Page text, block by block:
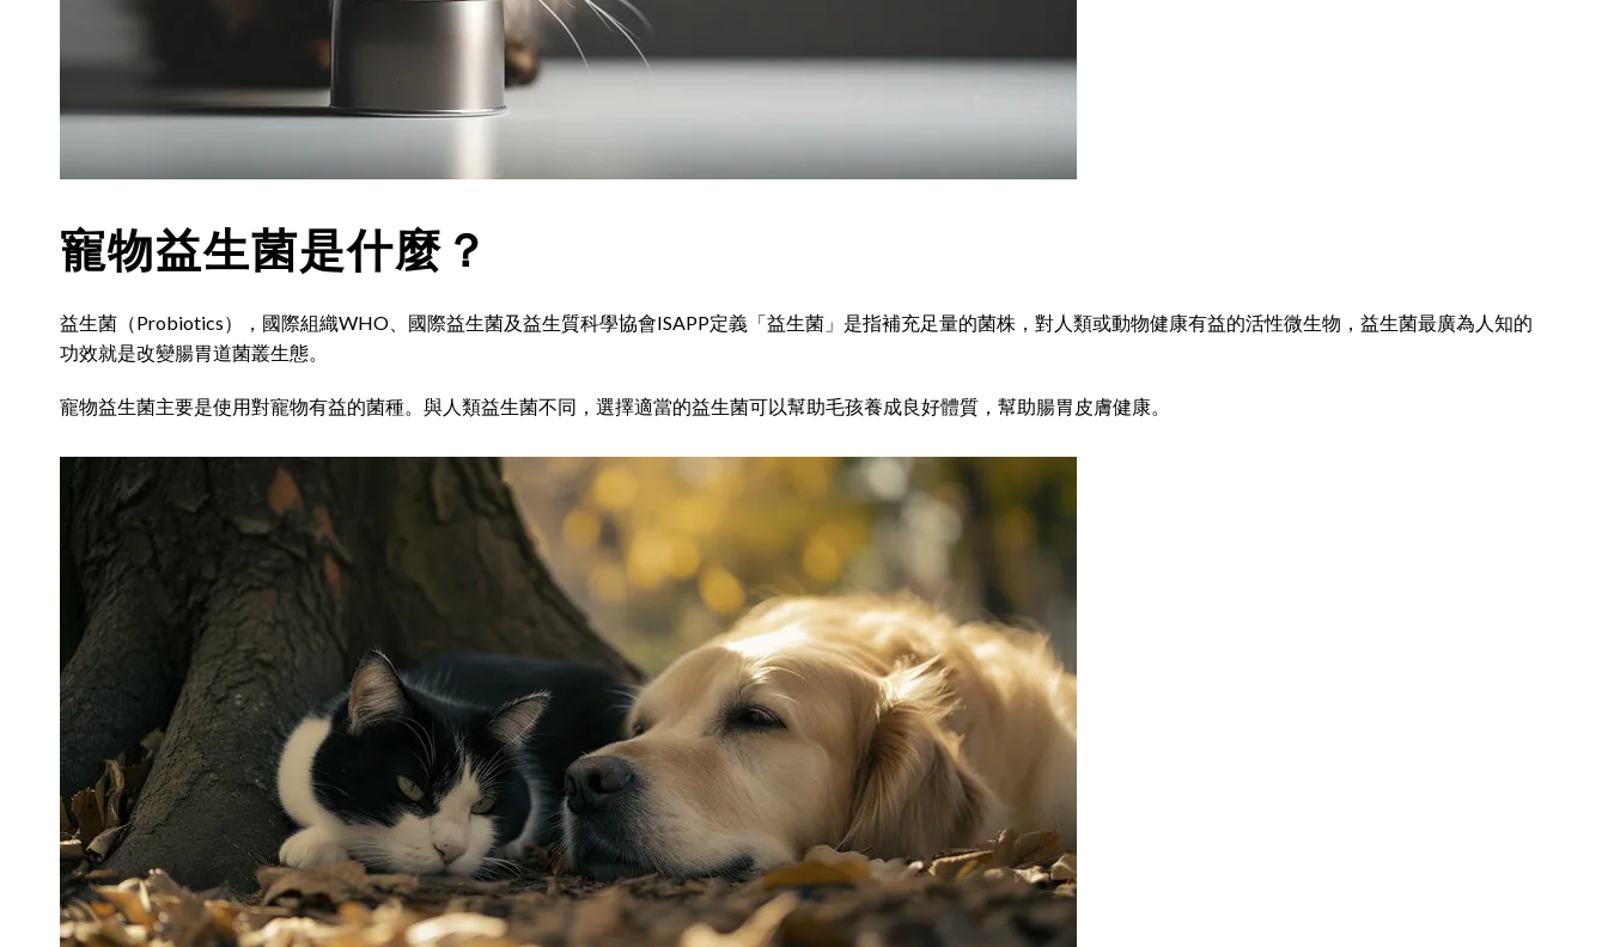
寵物益生菌是什麼？
益生菌（Probiotics），國際組織WHO、國際益生菌及益生質科學協會ISAPP定義「益生菌」是指補充足量的菌株，對人類或動物健康有益的活性微生物，益生菌最廣為人知的
功效就是改變腸胃道菌叢生態。
寵物益生菌主要是使用對寵物有益的菌種。與人類益生菌不同，選擇適當的益生菌可以幫助毛孩養成良好體質，幫助腸胃皮膚健康。